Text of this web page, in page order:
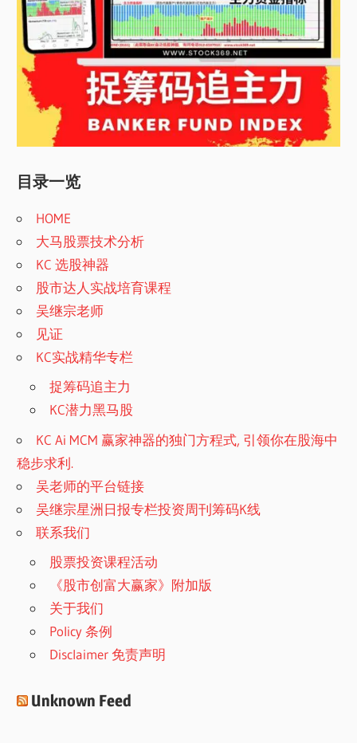
目录一览
HOME
大马股票技术分析
KC 选股神器
股市达人实战培育课程
吴继宗老师
见证
KC实战精华专栏
捉筹码追主力
KC潜力黑马股
KC Ai MCM 赢家神器的独门方程式, 引领你在股海中
稳步求利.
吴老师的平台链接
吴继宗星洲日报专栏投资周刊筹码K线
联系我们
股票投资课程活动
《股市创富大赢家》附加版
关于我们
Policy 条例
Disclaimer 免责声明
Unknown Feed